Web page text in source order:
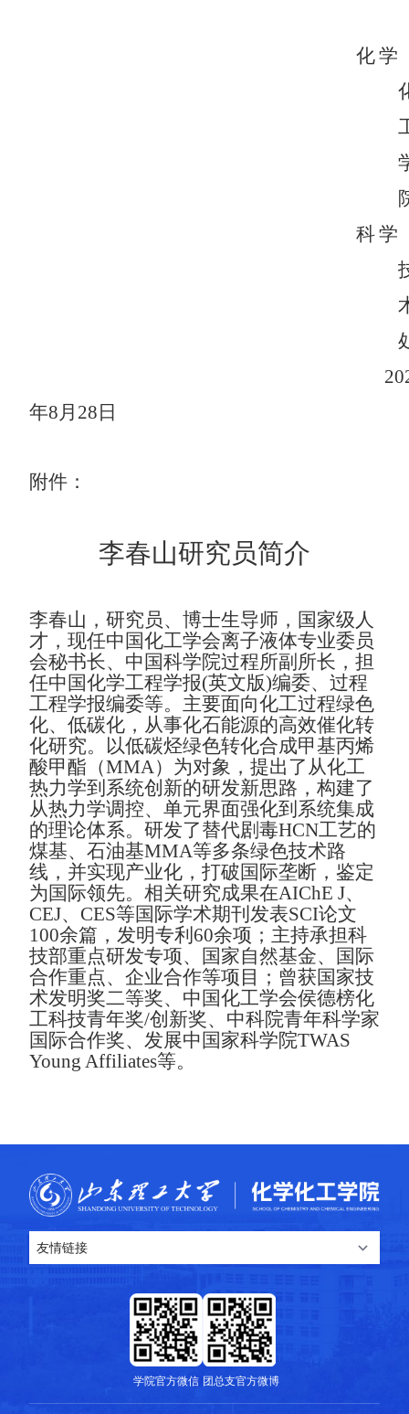
化学
科学
年8月 28 日
附件 ：
李春山研究员简介
李春山，研究员、博士生导师，国家级人
才，现任中国化工学会离子液体专业委员
会秘书长、中国科学院过程所副所长，担
任中国化学工程学报(英文版)编委、过程
工程学报编委等。主要面向化工过程绿色
化、低碳化，从事化石能源的高效催化转
化研究。以低碳烃绿色转化合成甲基丙烯
酸甲酯（MMA）为对象，提出了从化工
热力学到系统创新的研发新思路，构建了
从热力学调控、单元界面强化到系统集成
的理论体系。研发了替代剧毒HCN工艺的
煤基、石油基MMA等多条绿色技术路
线，并实现产业化，打破国际垄断，鉴定
为国际领先。相关研究成果在AIChE J、
CEJ、 CES等国际学术期刊发表SCI论文
100余篇，发明专利 60余项；主持承担科
技部重点研发专项、国家自然基金、国际
合作重点、企业合作等项目；曾获国家技
术发明奖二等奖、中国化工学会侯德榜化
工科技青年奖/创新奖、中科院青年科学家
国际合作奖、发展中国家科学院TWAS
Young Affiliates等。
学院官方微信 团总支官方微博